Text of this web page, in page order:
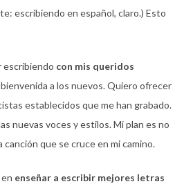
escribiendo en español, claro.) Esto
escribiendo con mis queridos
bienvenida a los nuevos. Quiero ofrecer
establecidos que me han grabado.
nuevas voces y estilos. Mi plan es no
canción que se cruce en mi camino.
enseñar a escribir mejores letras